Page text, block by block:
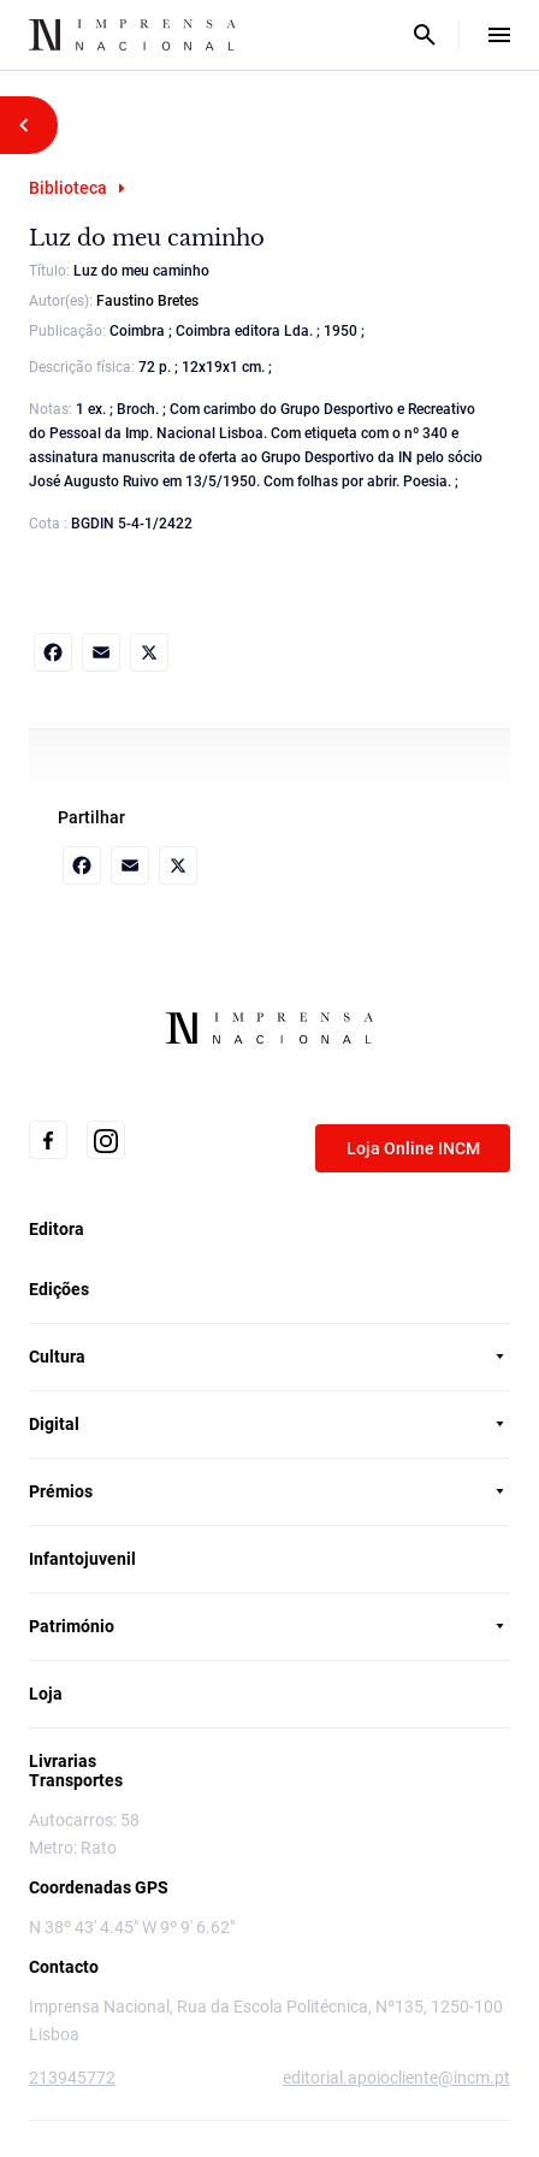
Biblioteca
Luz do meu caminho
Título: Luz do meu caminho
Autor(es): Faustino Bretes
Publicação: Coimbra ; Coimbra editora Lda. ; 1950 ;
Descrição física: 72 p. ; 12x19x1 cm. ;
Notas: 1 ex. ; Broch. ; Com carimbo do Grupo Desportivo e Recreativo
do Pessoal da Imp. Nacional Lisboa. Com etiqueta com o nº 340 e
assinatura manuscrita de oferta ao Grupo Desportivo da IN pelo sócio
José Augusto Ruivo em 13/5/1950. Com folhas por abrir. Poesia. ;
Cota : BGDIN 5-4-1/2422
Partilhar
Loja Online INCM
Editora
Edições
Cultura
Digital
Prémios
Infantojuvenil
Património
Loja
Livrarias
Transportes
Autocarros: 58
Metro: Rato
Coordenadas GPS
N 38º 43' 4.45" W 9º 9' 6.62"
Contacto
Imprensa Nacional, Rua da Escola Politécnica, Nº135, 1250-100
Lisboa
213945772 editorial.apoiocliente@incm.pt